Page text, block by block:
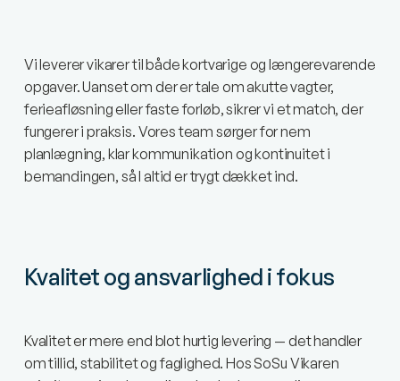
Vi leverer vikarer til både kortvarige og længerevarende
opgaver. Uanset om der er tale om akutte vagter,
ferieafløsning eller faste forløb, sikrer vi et match, der
fungerer i praksis. Vores team sørger for nem
planlægning, klar kommunikation og kontinuitet i
bemandingen, så I altid er trygt dækket ind.
Kvalitet er mere end blot hurtig levering — det handler
om tillid, stabilitet og faglighed. Hos SoSu Vikaren
Kvalitet og ansvarlighed i fokus